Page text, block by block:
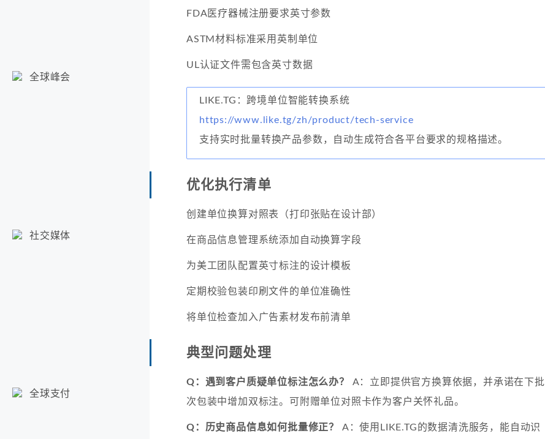
全球峰会
社交媒体
全球支付
FDA医疗器械注册要求英寸参数
ASTM材料标准采用英制单位
UL认证文件需包含英寸数据
LIKE.TG：跨境单位智能转换系统
https://www.like.tg/zh/product/tech-service
支持实时批量转换产品参数，自动生成符合各平台要求的规格描述。
优化执行清单
创建单位换算对照表（打印张贴在设计部）
在商品信息管理系统添加自动换算字段
为美工团队配置英寸标注的设计模板
定期校验包装印刷文件的单位准确性
将单位检查加入广告素材发布前清单
典型问题处理
Q：遇到客户质疑单位标注怎么办？
A：立即提供官方换算依据，并承诺在下批
次包装中增加双标注。可附赠单位对照卡作为客户关怀礼品。
Q：历史商品信息如何批量修正？
A：使用LIKE.TG的数据清洗服务，能自动识